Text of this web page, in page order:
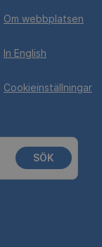
Om webbplatsen
In English
Cookieinställningar
SÖK